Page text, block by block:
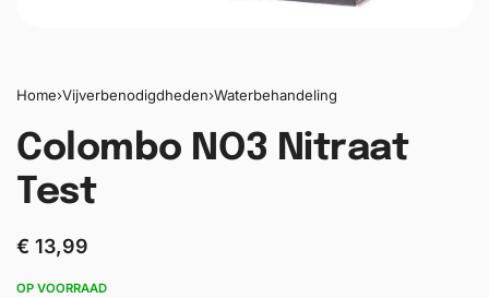
Home›Vijverbenodigdheden›Waterbehandeling
Colombo NO3 Nitraat
Test
€ 13,99
OP VOORRAAD